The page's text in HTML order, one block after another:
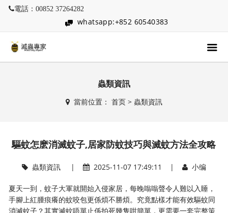
電話：00852 37264282
whatsapp:+852 60540383
蟲類資訊
當前位置： 首页> 蟲類資訊
驅蚊怎麽消滅蚊子,居家防蚊技巧與滅蚊方法全攻略
蟲類資訊| 2025-11-07 17:49:11 | 小编
夏天一到，蚊子大軍就開始入侵家居，每晚嗡嗡聲令人難以入睡，
手腳上紅腫痕癢的蚊咬包更係煩不勝煩。究竟點樣才能有效驅蚊同
消滅蚊子？其實滅蚊唔單止係拍死幾隻咁簡單，更需要一套完整策